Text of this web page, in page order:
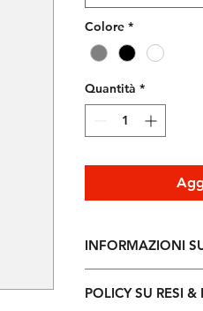
Colore *
Quantità *
INFORMAZIONI
perfetto per
POLICY SU RESI &